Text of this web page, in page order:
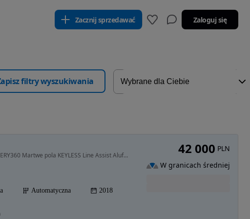
Zacznij sprzedawać Zaloguj się
filtry wyszukiwania
1199 cm3 • 110 KM • GRIP Control KAMERY360 Martwe pola KEYLESS Line Assist Alufelgi Rolety
Automatyczna 2018
42 000 PLN
W granicach średniej